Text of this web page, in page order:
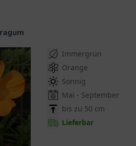
Immergrün
Orange
Sonnig
Mai - September
bis zu 50 cm
Lieferbar